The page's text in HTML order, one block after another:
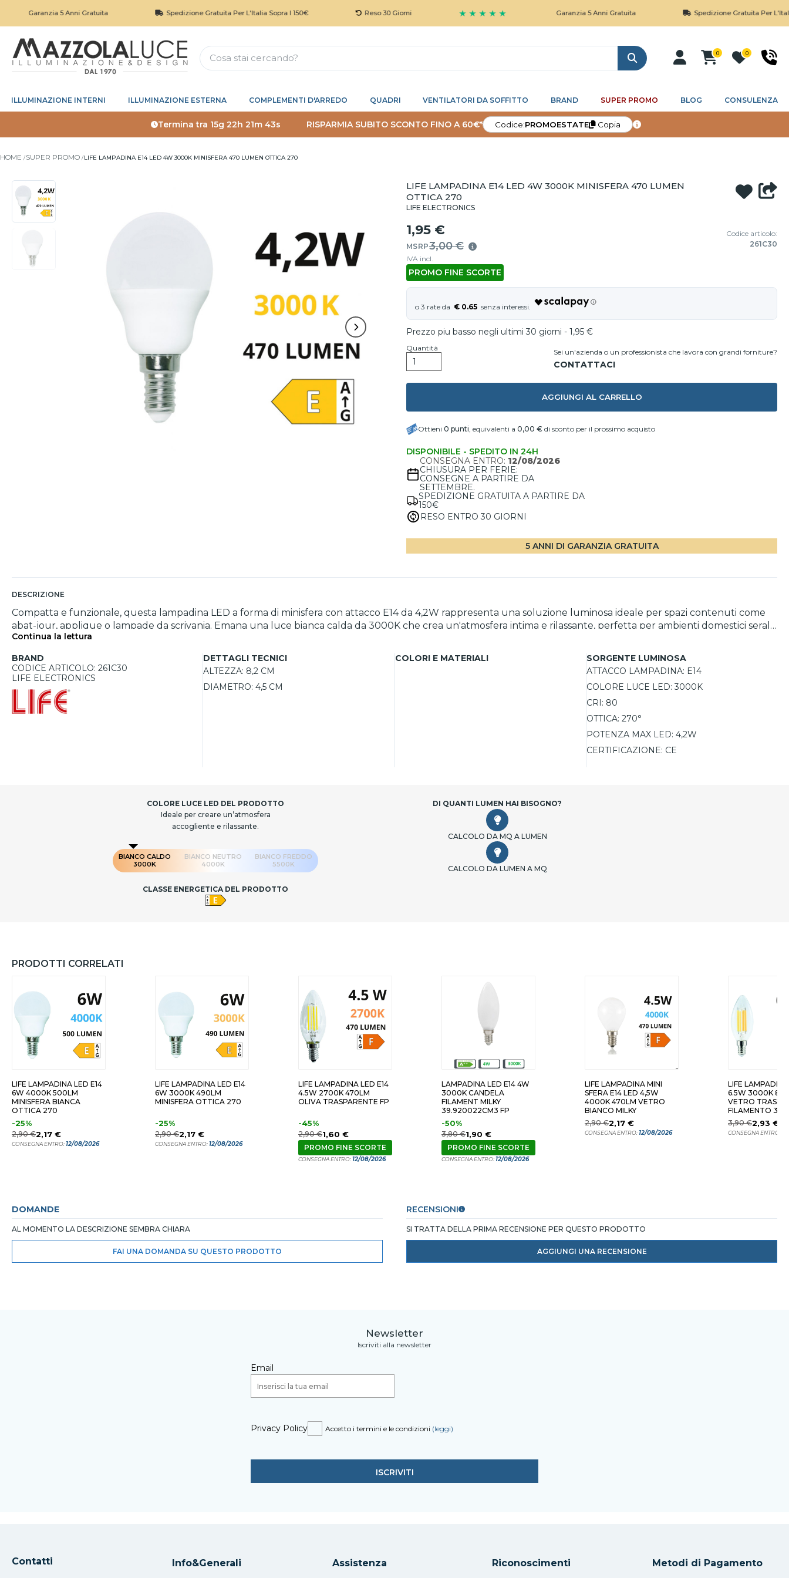
Garanzia 5 Anni Gratuita Spedizione Gratuita Per L'Italia Sopra I 150€ Reso 30 Giorni ★ ★ ★ ★ ★ Garanzia 5 Anni Gratuita Spedizione Gratuita Per L'Italia
Cerca
0 0
ILLUMINAZIONE INTERNI ILLUMINAZIONE ESTERNA COMPLEMENTI D'ARREDO QUADRI VENTILATORI DA SOFFITTO BRAND SUPER PROMO BLOG CONSULENZA
Termina tra 15g 22h 21m 42s RISPARMIA SUBITO SCONTO FINO A 60€* Codice:PROMOESTATE Copia
HOME SUPER PROMO LIFE LAMPADINA E14 LED 4W 3000K MINISFERA 470 LUMEN OTTICA 270
LIFE LAMPADINA E14 LED 4W 3000K MINISFERA 470 LUMEN
OTTICA 270
LIFE ELECTRONICS
1,95 €
MSRP3,00 €
IVA incl.
PROMO FINE SCORTE
Codice articolo:
261C30
€ 0.65
Prezzo piu basso negli ultimi 30 giorni - 1,95 €
Quantità Sei un'azienda o un professionista che lavora con grandi forniture?
AGGIUNGI AL CARRELLO
Ottieni 0 punti, equivalenti a 0,00 € di sconto per il prossimo acquisto
DISPONIBILE - SPEDITO IN 24H
CONSEGNA ENTRO: 12/08/2026
CHIUSURA PER FERIE:
CONSEGNE A PARTIRE DA
SETTEMBRE.
SPEDIZIONE GRATUITA A PARTIRE DA
150€
RESO ENTRO 30 GIORNI
5 ANNI DI GARANZIA GRATUITA
DESCRIZIONE
Compatta e funzionale, questa lampadina LED a forma di minisfera con attacco E14 da 4,2W rappresenta una soluzione luminosa ideale per spazi contenuti come
abat-jour, applique o lampade da scrivania. Emana una luce bianca calda da 3000K che crea un'atmosfera intima e rilassante, perfetta per ambienti domestici serali
o zone notte. Le sue dimensioni ridotte, pari a 4,5 cm di diametro e 8,2 cm di altezza, la rendono perfettamente compatibile con corpi illuminanti compatti. L’ampio
angolo di emissione di 270° permette una diffusione ampia e omogenea della luce. Con un CRI 80 e una durata stimata di 15.000 ore, garantisce comfort visivo e
lunga efficienza nel tempo.
Continua la lettura
BRAND
CODICE ARTICOLO: 261C30
LIFE ELECTRONICS
DETTAGLI TECNICI
ALTEZZA: 8,2 CM
DIAMETRO: 4,5 CM
COLORI E MATERIALI
SORGENTE LUMINOSA
ATTACCO LAMPADINA: E14
COLORE LUCE LED: 3000K
CRI: 80
OTTICA: 270°
POTENZA MAX LED: 4,2W
CERTIFICAZIONE: CE
COLORE LUCE LED DEL PRODOTTO
Ideale per creare un’atmosfera
accogliente e rilassante.
BIANCO CALDO
3000K
BIANCO NEUTRO
4000K
BIANCO FREDDO
5500K
CLASSE ENERGETICA DEL PRODOTTO
DI QUANTI LUMEN HAI BISOGNO?
CALCOLO DA MQ A LUMEN
CALCOLO DA LUMEN A MQ
PRODOTTI CORRELATI
LIFE LAMPADINA LED E14
6W 4000K 500LM
MINISFERA BIANCA
OTTICA 270
-25%
2,90 €2,17 €
CONSEGNA ENTRO:12/08/2026
LIFE LAMPADINA LED E14
6W 3000K 490LM
MINISFERA OTTICA 270
-25%
2,90 €2,17 €
CONSEGNA ENTRO:12/08/2026
LIFE LAMPADINA LED E14
4.5W 2700K 470LM
OLIVA TRASPARENTE FP
-45%
2,90 €1,60 €
PROMO FINE SCORTE
CONSEGNA ENTRO:12/08/2026
LAMPADINA LED E14 4W
3000K CANDELA
FILAMENT MILKY
39.920022CM3 FP
-50%
3,80 €1,90 €
PROMO FINE SCORTE
CONSEGNA ENTRO:12/08/2026
LIFE LAMPADINA MINI
SFERA E14 LED 4,5W
4000K 470LM VETRO
BIANCO MILKY
2,90 €2,17 €
CONSEGNA ENTRO:12/08/2026
LIFE
6.5W 3000K
VETRO
FILAMENTO 320
3,90 €2,93 €
CONSEGNA ENTRO:
DOMANDE
AL MOMENTO LA DESCRIZIONE SEMBRA CHIARA
FAI UNA DOMANDA SU QUESTO PRODOTTO
RECENSIONI
SI TRATTA DELLA PRIMA RECENSIONE PER QUESTO PRODOTTO
AGGIUNGI UNA RECENSIONE
Newsletter
Iscriviti alla newsletter
Email
Privacy Policy Accetto i termini e le condizioni (leggi)
Contatti Info&Generali Assistenza Riconoscimenti Metodi di Pagamento